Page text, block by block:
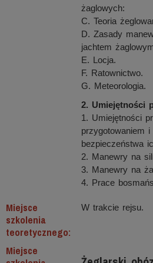
żaglowych:
C. Teoria
D. Zasady
jachtem
E. Locja.
F. Ratownictwo.
G. Meteorologia.
2. Umiejętności
1. Umiejętności
przygotowaniem
bezpieczeństwa
2. Manewry na
3. Manewry na
4. Prace
Miejsce
szkolenia
teoretycznego:
W trakcie rejsu.
Miejsce